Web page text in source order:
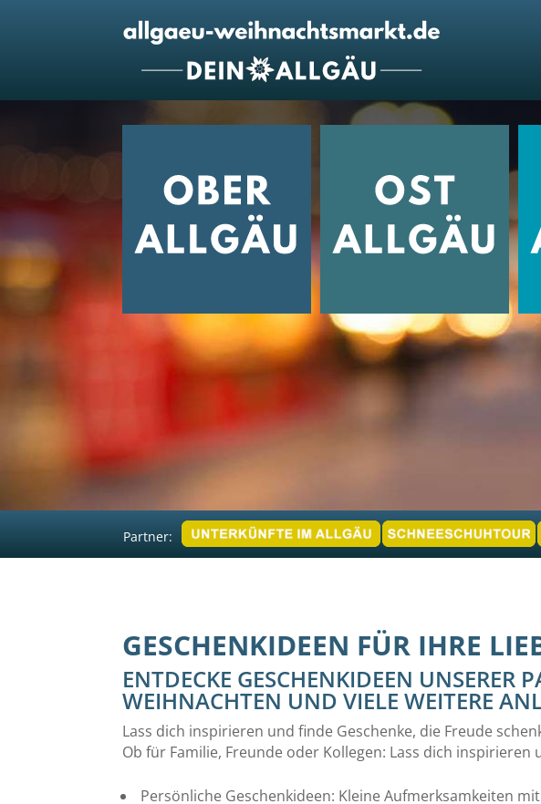
Partner:
GESCHENKIDEEN FÜR IHRE
ENTDECKE GESCHENKIDEEN UNSERER
WEIHNACHTEN UND VIELE WEITERE
Lass dich inspirieren und finde Geschenke, die Freude
Ob für Familie, Freunde oder Kollegen: Lass dich
Persönliche Geschenkideen: Kleine Aufmerksamkeiten